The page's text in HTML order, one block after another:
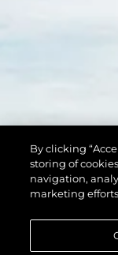
By clicking
storing of
navigation,
marketing